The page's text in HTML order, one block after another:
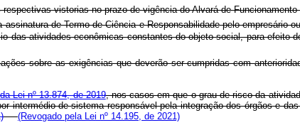
vistorias no prazo de vigência do Alvará de
de Termo de Ciência e Responsabilidade pelo empresário
das atividades econômicas constantes do objeto social, para efeito
sobre as exigências que deverão ser cumpridas com
Lei nº 13.874, de 2019, nos casos em que o grau de risco da
intermédio de sistema responsável pela integração dos órgãos e
(Revogado pela Lei nº 14.195, de 2021)